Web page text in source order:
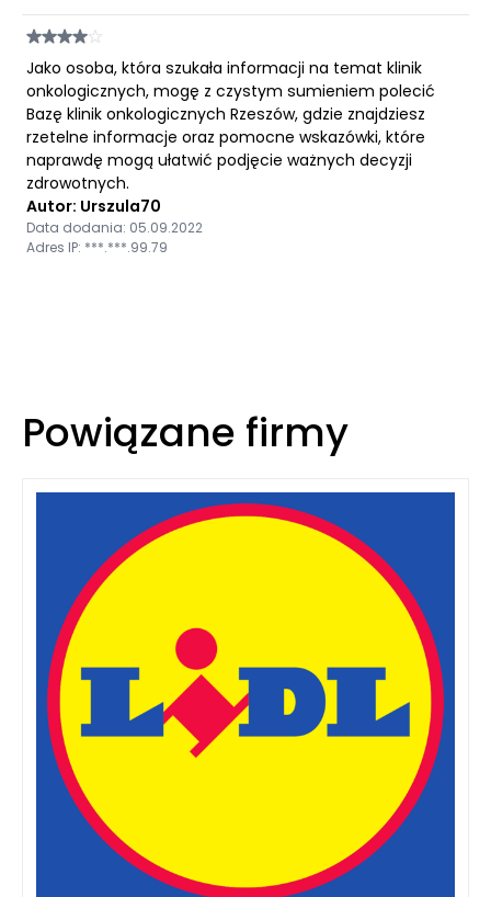
Jako osoba, która szukała informacji na temat klinik
onkologicznych, mogę z czystym sumieniem polecić
Bazę klinik onkologicznych Rzeszów, gdzie znajdziesz
rzetelne informacje oraz pomocne wskazówki, które
naprawdę mogą ułatwić podjęcie ważnych decyzji
zdrowotnych.
Autor: Urszula70
Data dodania: 05.09.2022
Adres IP: ***.***.99.79
Powiązane firmy